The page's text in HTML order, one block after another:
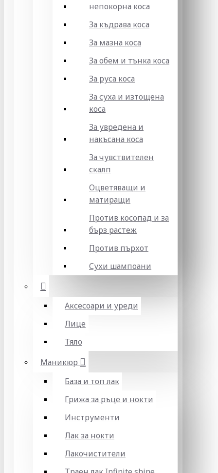
непокорна коса
За къдрава коса
За мазна коса
За обем и тънка коса
За руса коса
За суха и изтощена
коса
За увредена и
накъсана коса
За чувствителен
скалп
Оцветяващи и
матиращи
Против косопад и за
бърз растеж
Против пърхот
Сухи шампоани
Аксесоари и уреди
Лице
Тяло
Маникюр
База и топ лак
Грижа за ръце и нокти
Инструменти
Лак за нокти
Лакочистители